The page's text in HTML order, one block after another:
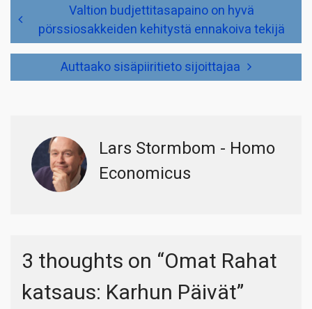
selaus
Valtion budjettitasapaino on hyvä
pörssiosakkeiden kehitystä ennakoiva tekijä
Auttaako sisäpiiritieto sijoittajaa
Lars Stormbom - Homo
Economicus
3 thoughts on “Omat Rahat
katsaus: Karhun Päivät”